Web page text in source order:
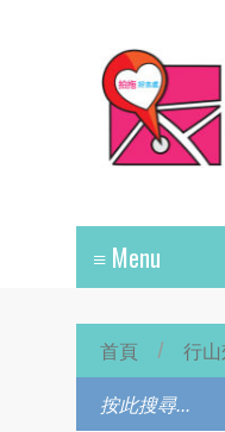
首頁 / 行